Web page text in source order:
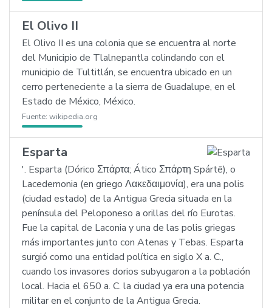
El Olivo II
El Olivo II es una colonia que se encuentra al norte
del Municipio de Tlalnepantla colindando con el
municipio de Tultitlán, se encuentra ubicado en un
cerro perteneciente a la sierra de Guadalupe, en el
Estado de México, México.
Fuente: wikipedia.org
Esparta
'. Esparta (Dórico Σπάρτα; Ático Σπάρτη Spártē), o
Lacedemonia (en griego Λακεδαιμονία), era una polis
(ciudad estado) de la Antigua Grecia situada en la
península del Peloponeso a orillas del río Eurotas.
Fue la capital de Laconia y una de las polis griegas
más importantes junto con Atenas y Tebas. Esparta
surgió como una entidad política en siglo X a. C.,
cuando los invasores dorios subyugaron a la población
local. Hacia el 650 a. C. la ciudad ya era una potencia
militar en el conjunto de la Antigua Grecia.